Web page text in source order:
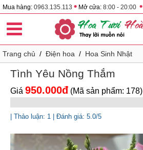
Mua hàng: 0963.135.113 • Mở cửa: 8:00 - 20:00 •
Trang chủ / Điện hoa / Hoa Sinh Nhật
Tình Yêu Nồng Thắm
Giá 950.000đ (Mã sản phẩm: 178)
| Thảo luận: 1 | Đánh giá: 5.0/5